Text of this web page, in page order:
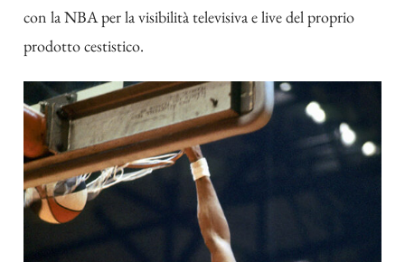
con la NBA per la visibilità televisiva e live del proprio
prodotto cestistico.